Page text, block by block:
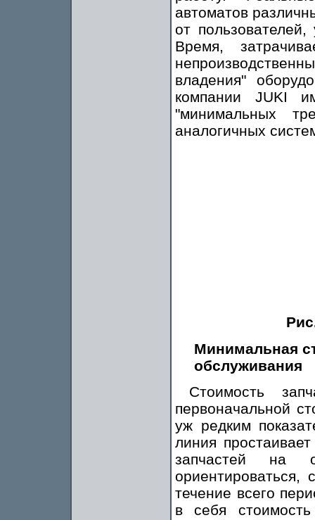
автоматов
от
Время,
владения"
компании JUKI
"минимальных
аналогичных
Минимальная
обслуживания
Стоимость
первоначальной
уж редким
линия
запчастей на
течение всего
в себя